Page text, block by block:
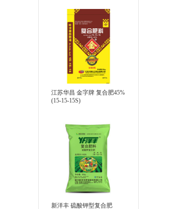
江苏华昌 金字牌 复合肥45%
(15-15-15S)
新洋丰 硫酸钾型复合肥